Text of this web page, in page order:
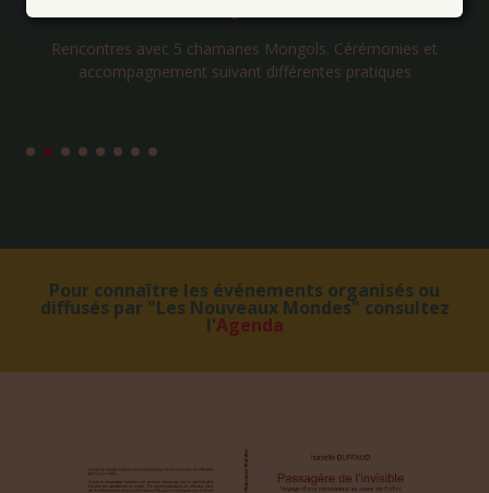
Les métaphores bien méditées, c'est-à-dire en revenant par la
Pour connaître les événements organisés ou
l'Agenda